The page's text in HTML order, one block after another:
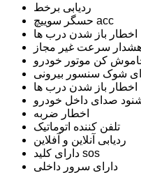
ردیابی برخط
حسگر سوییچ acc
اخطار باز شدن درب ها
سرعت غیر مجاز
کن موتور خودرو
شوک سنسور بیرونی
اخطار باز شدن درب ها
صدای داخل خودرو
اخطار ضربه
تلفن کننده اتوماتیک
ردیابی آنلاین و آفلاین
دارای کلید sos
دارای سرور داخلی